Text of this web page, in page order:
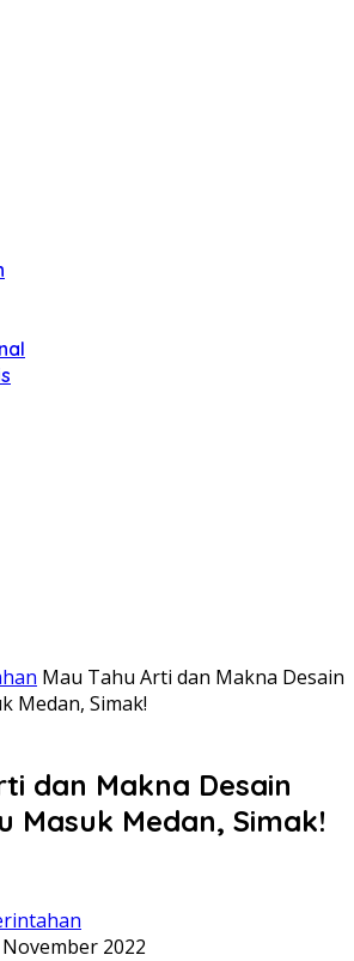
Mau Tahu Arti dan Makna Desain
Medan, Simak!
dan Makna Desain
Masuk Medan, Simak!
November 2022